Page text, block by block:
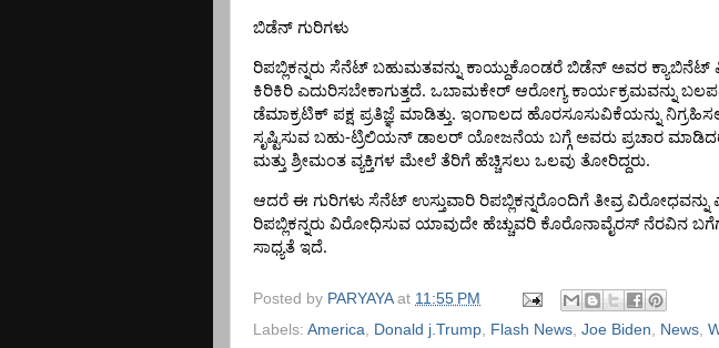
ಬಿಡೆನ್ ಗುರಿಗಳು
ರಿಪಬ್ಲಿಕನ್ನರು ಸೆನೆಟ್ ಬಹುಮತವನ್ನು ಕಾಯ್ದುಕೊಂಡರೆ ಬಿಡೆನ್ ಅವರ ಕ್ಯಾಬಿನೆಟ್
ಕಿರಿಕಿರಿ ಎದುರಿಸಬೇಕಾಗುತ್ತದೆ. ಒಬಾಮಕೇರ್ ಆರೋಗ್ಯ ಕಾರ್ಯಕ್ರಮವನ್ನು
ಡೆಮಾಕ್ರಟಿಕ್ ಪಕ್ಷ ಪ್ರತಿಜ್ಞೆ ಮಾಡಿತ್ತು. ಇಂಗಾಲದ ಹೊರಸೂಸುವಿಕೆಯನ್ನು
ಸೃಷ್ಟಿಸುವ ಬಹು-ಟ್ರಿಲಿಯನ್ ಡಾಲರ್ ಯೋಜನೆಯ ಬಗ್ಗೆ ಅವರು ಪ್ರಚಾರ
ಮತ್ತು ಶ್ರೀಮಂತ ವ್ಯಕ್ತಿಗಳ ಮೇಲೆ ತೆರಿಗೆ ಹೆಚ್ಚಿಸಲು ಒಲವು ತೋರಿದ್ದರು.
ಆದರೆ ಈ ಗುರಿಗಳು ಸೆನೆಟ್ ಉಸ್ತುವಾರಿ ರಿಪಬ್ಲಿಕನ್ನರೊಂದಿಗೆ ತೀವ್ರ ವಿರೋಧವನ್ನು
ರಿಪಬ್ಲಿಕನ್ನರು ವಿರೋಧಿಸುವ ಯಾವುದೇ ಹೆಚ್ಚುವರಿ ಕೊರೊನಾವೈರಸ್ ನೆರವಿನ
ಸಾಧ್ಯತೆ ಇದೆ.
Posted by PARYAYA at 11:55 PM
Labels: America, Donald j.Trump, Flash News, Joe Biden, News,